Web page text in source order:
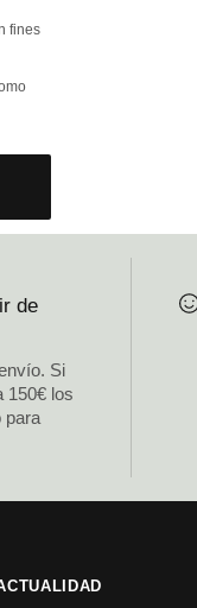
fines
de
Si
150€ los
para